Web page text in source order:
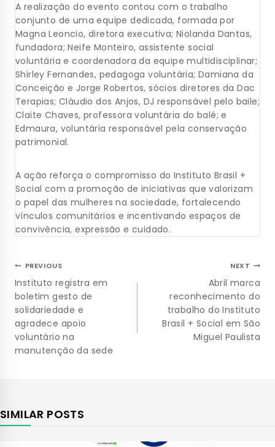
A realização do evento contou com o trabalho
conjunto de uma equipe dedicada, formada por
Magna Leoncio, diretora executiva; Niolanda Dantas,
fundadora; Neife Monteiro, assistente social
voluntária e coordenadora da equipe multidisciplinar;
Shirley Fernandes, pedagoga voluntária; Damiana da
Conceição e Jorge Robertos, sócios diretores da Dac
Terapias; Cláudio dos Anjos, DJ responsável pelo baile;
Claite Chaves, professora voluntária do balé; e
Edmaura, voluntária responsável pela conservação
patrimonial.
A ação reforça o compromisso do Instituto Brasil +
Social com a promoção de iniciativas que valorizam
o papel das mulheres na sociedade, fortalecendo
vínculos comunitários e incentivando espaços de
convivência, expressão e cuidado.
PREVIOUS
Instituto registra em
boletim gesto de
solidariedade e
agradece apoio
voluntário na
manutenção da sede
NEXT
Abril marca
reconhecimento do
trabalho do Instituto
Brasil + Social em São
Miguel Paulista
SIMILAR POSTS